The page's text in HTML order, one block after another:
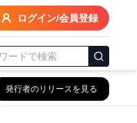
ログイン/会員登録
発行者のリリースを見る